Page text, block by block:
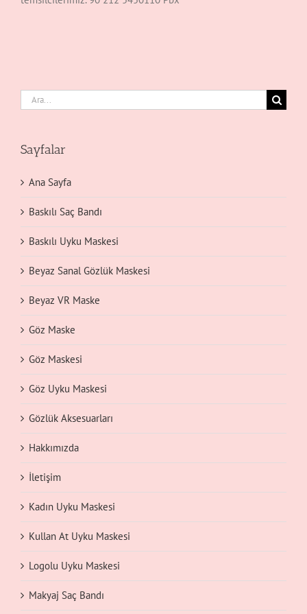
Ara:
Sayfalar
Ana Sayfa
Baskılı Saç Bandı
Baskılı Uyku Maskesi
Beyaz Sanal Gözlük Maskesi
Beyaz VR Maske
Göz Maske
Göz Maskesi
Göz Uyku Maskesi
Gözlük Aksesuarları
Hakkımızda
İletişim
Kadın Uyku Maskesi
Kullan At Uyku Maskesi
Logolu Uyku Maskesi
Makyaj Saç Bandı